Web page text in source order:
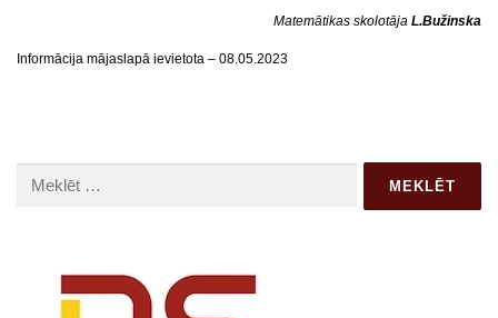
Matemātikas skolotāja L.Bužinska
Informācija mājaslapā ievietota – 08.05.2023